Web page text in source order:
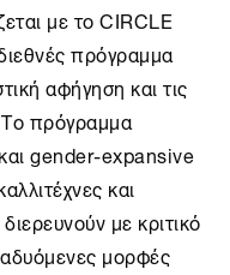
με το CIRCLE
πρόγραμμα
αφήγηση και τις
Το πρόγραμμα
gender‑expansive
και
με κριτικό
μορφές